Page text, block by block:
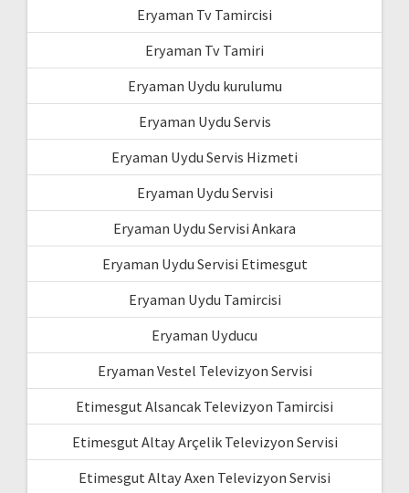
Eryaman Tv Tamircisi
Eryaman Tv Tamiri
Eryaman Uydu kurulumu
Eryaman Uydu Servis
Eryaman Uydu Servis Hizmeti
Eryaman Uydu Servisi
Eryaman Uydu Servisi Ankara
Eryaman Uydu Servisi Etimesgut
Eryaman Uydu Tamircisi
Eryaman Uyducu
Eryaman Vestel Televizyon Servisi
Etimesgut Alsancak Televizyon Tamircisi
Etimesgut Altay Arçelik Televizyon Servisi
Etimesgut Altay Axen Televizyon Servisi